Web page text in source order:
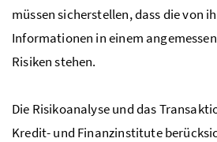
müssen sicherstellen, dass die von
Informationen in einem
Risiken stehen.
Die Risikoanalyse und das
Kredit- und Finanzinstitute